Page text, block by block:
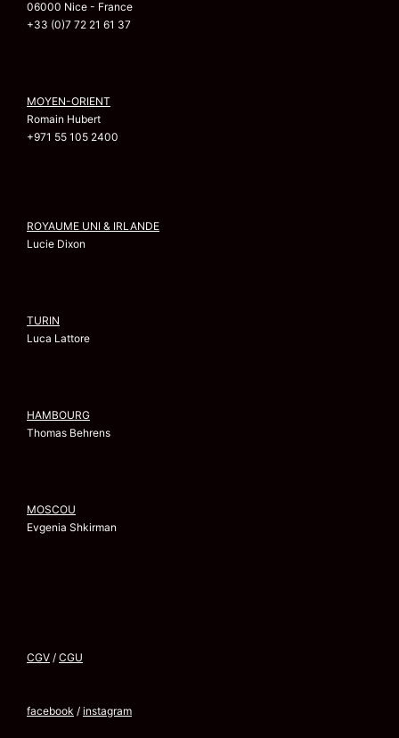
06000 Nice - France
+33 (0)7 72 21 61 37
MOYEN-ORIENT
Romain Hubert
+971 55 105 2400
ROYAUME UNI & IRLANDE
Lucie Dixon
TURIN
Luca Lattore
HAMBOURG
Thomas Behrens
MOSCOU
Evgenia Shkirman
CGV / CGU
facebook / instagram